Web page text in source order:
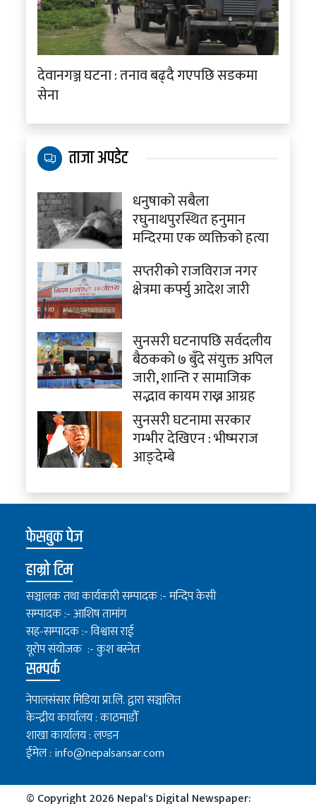
देवानगञ्ज घटना : तनाव बढ्दै गएपछि सडकमा
सेना
ताजा अपडेट
धनुषाको सबैला
रघुनाथपुरस्थित हनुमान
मन्दिरमा एक व्यक्तिको हत्या
सप्तरीको राजविराज नगर
क्षेत्रमा कर्फ्यु आदेश जारी
सुनसरी घटनापछि सर्वदलीय
बैठकको ७ बुँदे संयुक्त अपिल
जारी, शान्ति र सामाजिक
सद्भाव कायम राख्न आग्रह
सुनसरी घटनामा सरकार
गम्भीर देखिएन : भीष्मराज
आङ्देम्बे
फेसबुक पेज
हाम्रो टिम
सञ्चालक तथा कार्यकारी सम्पादक :- मन्दिप केसी
सम्पादक :- आशिष तामांग
सह-सम्पादक :- विश्वास राई
यूरोप संयोजक :- कुश बस्नेत
सम्पर्क
नेपालसंसार मिडिया प्रा.लि. द्वारा सञ्चालित
केन्द्रीय कार्यालय : काठमाडौँ
शाखा कार्यालय : लण्डन
ईमेल : info@nepalsansar.com
© Copyright 2026 Nepal's Digital Newspaper: